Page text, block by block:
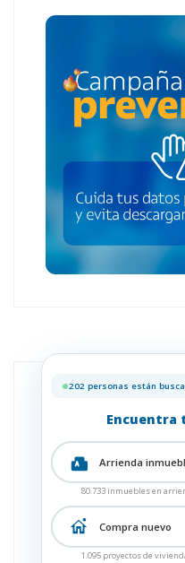
202 personas están
Encuentra
Arrienda
80.733 inmuebles en
Compra nuevo
1.095 proyectos de